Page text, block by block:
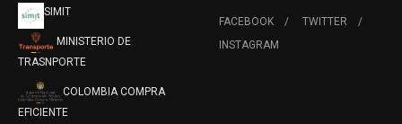
SIMIT
MINISTERIO DE
TRASNPORTE
COLOMBIA COMPRA
EFICIENTE
FACEBOOK
TWITTER
INSTAGRAM